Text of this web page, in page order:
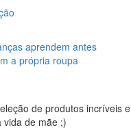
aprendem antes
a própria roupa
de produtos incríveis e
vida de mãe ;)